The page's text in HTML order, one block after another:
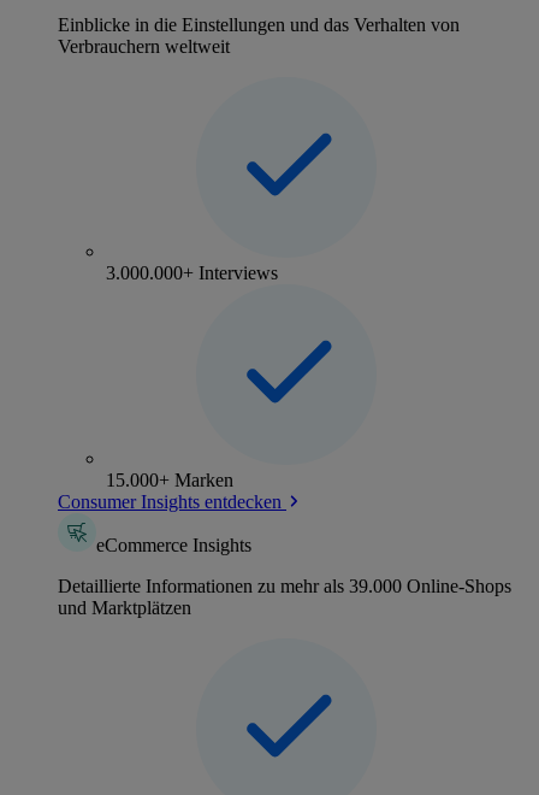
Einblicke in die Einstellungen und das Verhalten von
Verbrauchern weltweit
3.000.000+ Interviews
15.000+ Marken
Consumer Insights entdecken
eCommerce Insights
Detaillierte Informationen zu mehr als 39.000 Online-Shops
und Marktplätzen